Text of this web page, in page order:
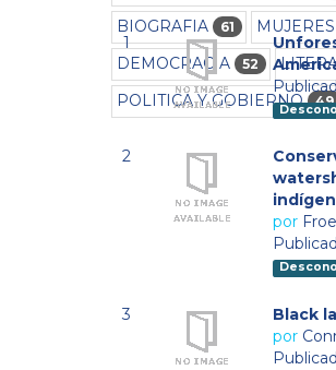
BIOGRAFIA 61 MUJERES
DEMOCRACIA 52
POLITICA Y GOBIERNO 49
1
2
por
3
Black
por